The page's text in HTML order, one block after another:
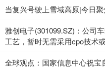
当复兴号驶上雪域高原|今日聚
雅创电子(301099.SZ)：公司
工艺，暂时无需采用cpo技术
全球观点：国家信息中心祝